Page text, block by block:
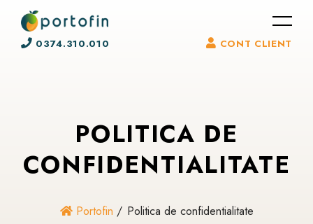
0374.310.010 CONT CLIENT
POLITICA DE
CONFIDENTIALITATE
Portofin Politica de confidentialitate